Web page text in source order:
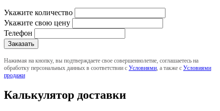
Укажите количество
Укажите свою цену
Телефон
Нажимая на кнопку, вы подтверждаете свое совершеннолетие, соглашаетесь на
обработку персональных данных в соответствии с Условиями , а также с Условиями
продажи
Калькулятор доставки